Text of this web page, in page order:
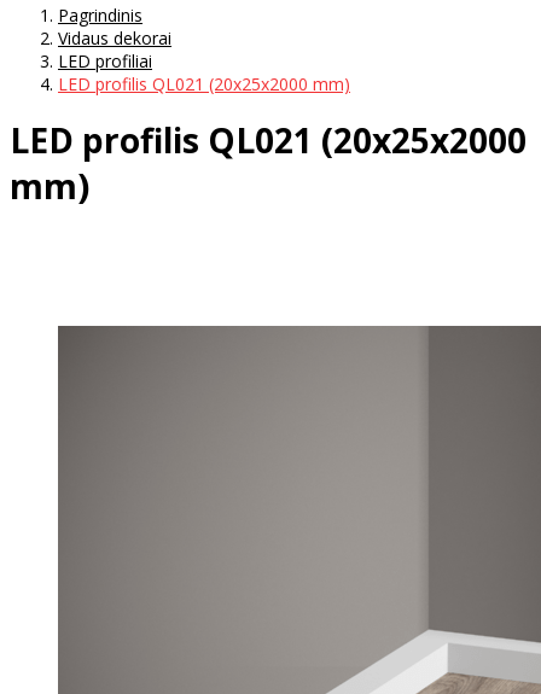
Pagrindinis
Vidaus dekorai
LED profiliai
LED profilis QL021 (20x25x2000 mm)
LED profilis QL021 (20x25x2000
mm)